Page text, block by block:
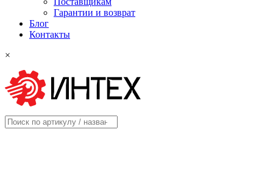
Гарантии и возврат
Блог
Контакты
×